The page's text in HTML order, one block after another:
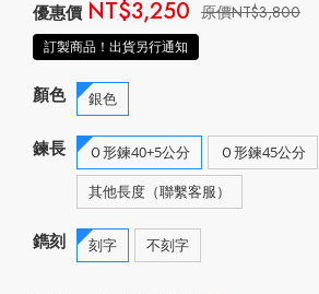
NT$3,800
NT$3,250
訂製商品！出貨另行通知
顏色 銀色
鍊長 Ｏ形鍊40+5公分
Ｏ形鍊45公分
其他長度（聯繫客服）
鐫刻 刻字 不刻字